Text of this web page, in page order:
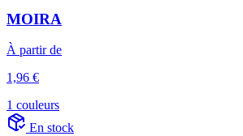
MOIRA
À partir de
1,96 €
1 couleurs
En stock